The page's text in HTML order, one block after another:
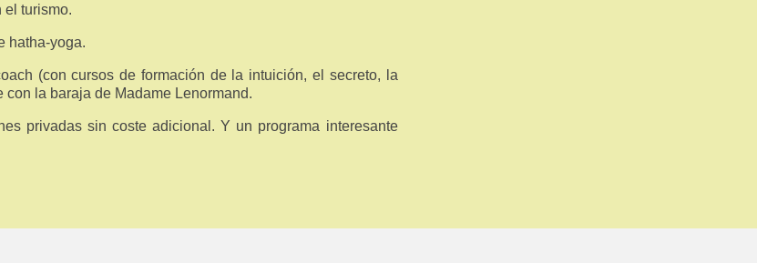
el turismo.
hatha-yoga.
(con cursos de formación de la intuición, el secreto, la
la baraja de Madame Lenormand.
privadas sin coste adicional. Y un programa interesante